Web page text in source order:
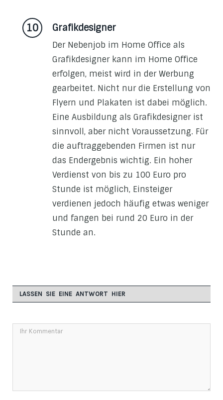
Grafikdesigner
Der Nebenjob im Home Office als
Grafikdesigner kann im Home Office
erfolgen, meist wird in der Werbung
gearbeitet. Nicht nur die Erstellung von
Flyern und Plakaten ist dabei möglich.
Eine Ausbildung als Grafikdesigner ist
sinnvoll, aber nicht Voraussetzung. Für
die auftraggebenden Firmen ist nur
das Endergebnis wichtig. Ein hoher
Verdienst von bis zu 100 Euro pro
Stunde ist möglich, Einsteiger
verdienen jedoch häufig etwas weniger
und fangen bei rund 20 Euro in der
Stunde an.
LASSEN SIE EINE ANTWORT HIER